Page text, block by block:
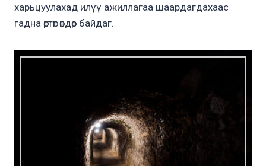
харьцуулахад илүү ажиллагаа шаардагдахаас
гадна өртөг өндөр байдаг.